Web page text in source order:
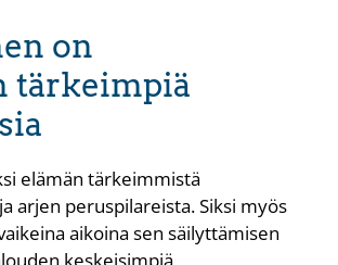
on
tärkeimpiä
elämän tärkeimmistä
arjen peruspilareista. Siksi myös
aikoina sen säilyttämisen